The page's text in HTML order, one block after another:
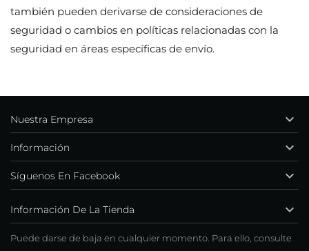
también pueden derivarse de consideraciones de
seguridad o cambios en políticas relacionadas con la
seguridad en áreas específicas de envío.
Información De La Tienda 
Puede darse de baja en cualquier momento. Para ello, consulte
Nuestra Empresa 
Información 
Síguenos En Facebook 